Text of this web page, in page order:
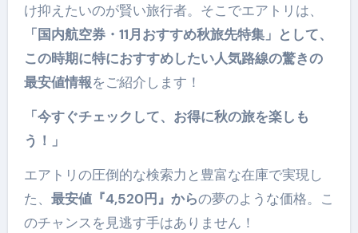
け抑えたいのが賢い旅行者。そこでエアトリは、
「国内航空券・11月おすすめ秋旅先特集」として、
この時期に特におすすめしたい人気路線の驚きの
最安値情報をご紹介します！
「今すぐチェックして、お得に秋の旅を楽しも
う！」
エアトリの圧倒的な検索力と豊富な在庫で実現し
た、 最安値『4,520円』からの夢のような価格。こ
のチャンスを見逃す手はありません！